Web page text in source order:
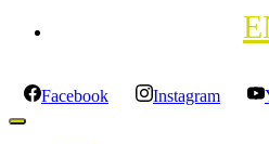
Facebook Instagram